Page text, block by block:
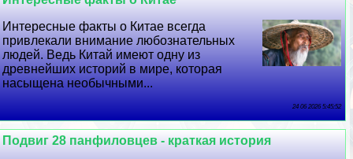
Интересные факты о Китае всегда
привлекали внимание любознательных
людей. Ведь Китай имеют одну из
древнейших историй в мире, которая
насыщена необычными...
24 06 2026 5:45:52
Подвиг 28 панфиловцев - краткая история